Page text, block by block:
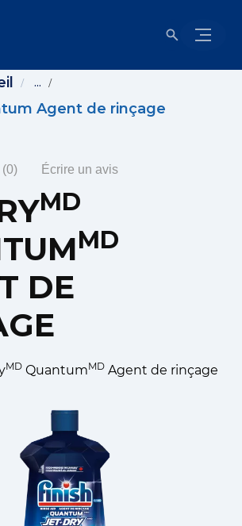
...
Agent de rinçage
(0) Écrire un avis
MD
MD
DE
MD QuantumMD Agent de rinçage